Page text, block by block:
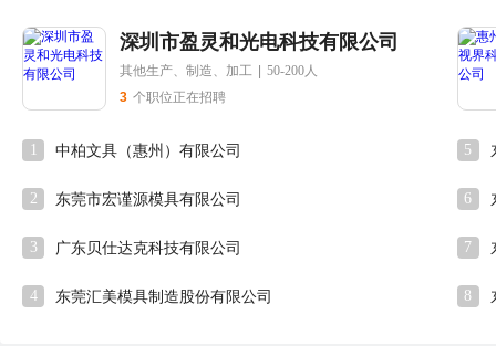
深圳市盈灵和光电科技有限公司
其他生产、制造、加工
50-200人
3 个职位正在招聘
1 中柏文具（惠州）有限公司
2 东莞市宏谨源模具有限公司
3 广东贝仕达克科技有限公司
4 东莞汇美模具制造股份有限公司
5
6
7
8